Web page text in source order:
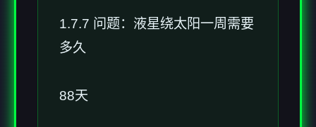
1.7.7 问题：液星绕太阳一周需要
多久
88天